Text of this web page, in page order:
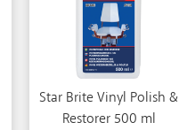
Star Brite Vinyl Polish &
Restorer 500 ml